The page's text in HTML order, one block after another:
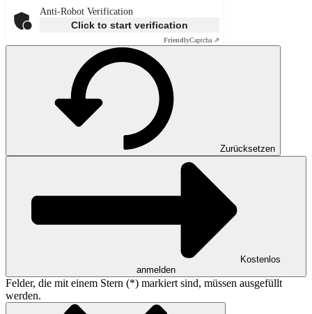
Anti-Robot Verification
Click to start verification
FriendlyCaptcha ⇗
Zurücksetzen
Kostenlos
anmelden
Felder, die mit einem Stern (*) markiert sind, müssen ausgefüllt
werden.